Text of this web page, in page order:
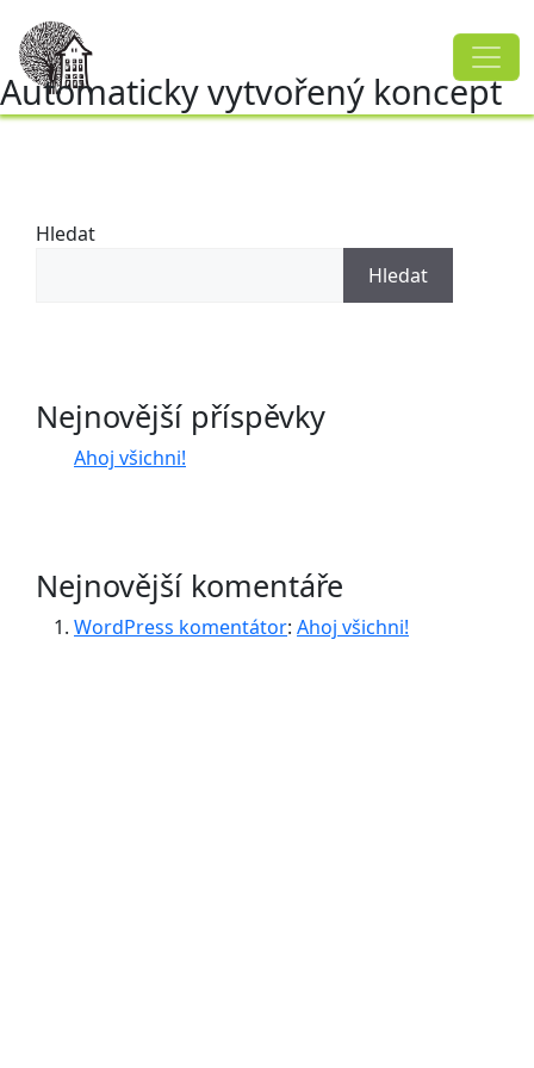
Automaticky vytvořený koncept
Hledat
Hledat
Nejnovější příspěvky
Ahoj všichni!
Nejnovější komentáře
WordPress komentátor: Ahoj všichni!